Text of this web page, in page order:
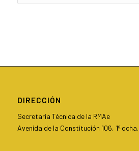
DIRECCIÓN
Secretaría Técnica de la RMAe
Avenida de la Constitución 106, 1º